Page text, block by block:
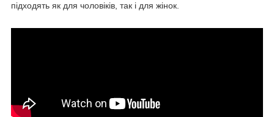
підходять як для чоловіків, так і для жінок.